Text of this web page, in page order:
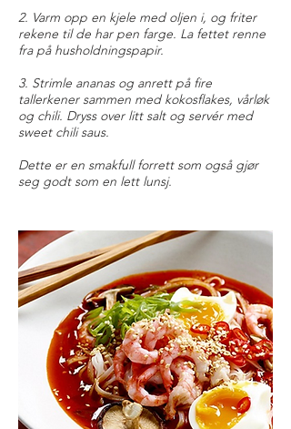
2. Varm opp en kjele med oljen i, og friter
rekene til de har pen farge. La fettet renne
fra på husholdningspapir.
3. Strimle ananas og anrett på fire
tallerkener sammen med kokosflakes, vårløk
og chili. Dryss over litt salt og servér med
sweet chili saus.
Dette er en smakfull forrett som også gjør
seg godt som en lett lunsj.